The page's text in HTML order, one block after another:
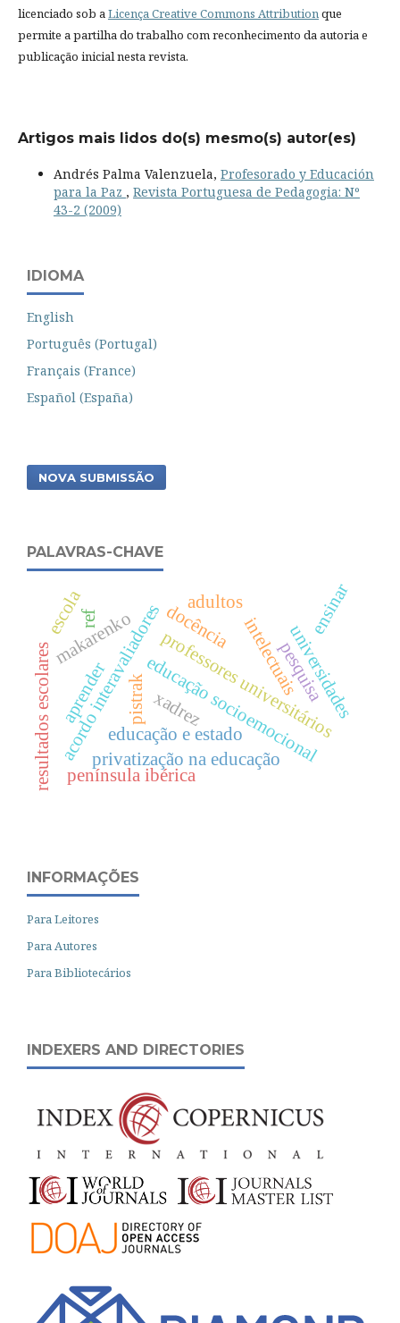
licenciado sob aLicença Creative Commons Attributionque
permite a partilha do trabalho com reconhecimento da autoria e
publicação inicial nesta revista.
Artigos mais lidos do(s) mesmo(s) autor(es)
Andrés Palma Valenzuela, Profesorado y Educación
para la Paz , Revista Portuguesa de Pedagogia: Nº
43-2 (2009)
IDIOMA
English
Português (Portugal)
Français (France)
Español (España)
NOVA SUBMISSÃO
PALAVRAS-CHAVE
acordo interavaliadoreseducação socioemocional
educação e estado
intelectuais
professores universitários
docência
pesquisa
universidades
privatização na educação
resultados escolares aprender
ensinar
makarenko
pistrak
adultos
península ibérica
ref
xadrez
escola
INFORMAÇÕES
Para Leitores
Para Autores
Para Bibliotecários
INDEXERS AND DIRECTORIES